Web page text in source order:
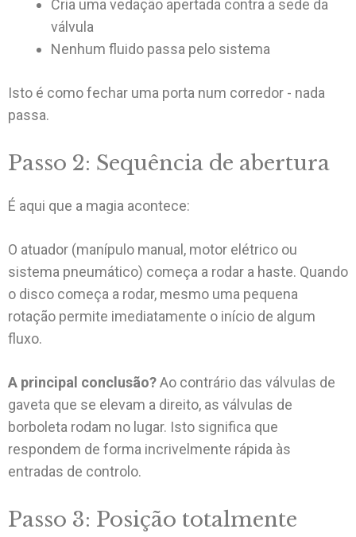
Cria uma vedação apertada contra a sede da
válvula
Nenhum fluido passa pelo sistema
Isto é como fechar uma porta num corredor - nada
passa.
Passo 2: Sequência de abertura
É aqui que a magia acontece:
O atuador (manípulo manual, motor elétrico ou
sistema pneumático) começa a rodar a haste. Quando
o disco começa a rodar, mesmo uma pequena
rotação permite imediatamente o início de algum
fluxo.
A principal conclusão?Ao contrário das válvulas de
gaveta que se elevam a direito, as válvulas de
borboleta rodam no lugar. Isto significa que
respondem de forma incrivelmente rápida às
entradas de controlo.
Passo 3: Posição totalmente